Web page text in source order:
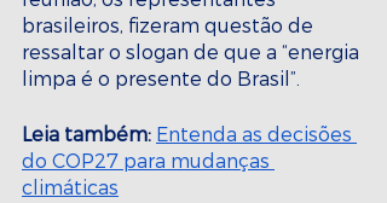
brasileiros, fizeram questão de
ressaltar o slogan de que a “energia
limpa é o presente do Brasil”.
Leia também: Entenda as decisões
do COP27 para mudanças
climáticas